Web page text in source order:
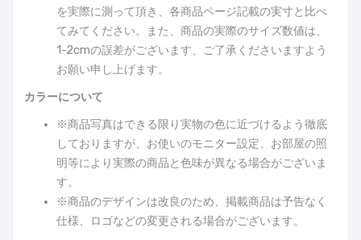
を実際に測って頂き、各商品ページ記載の実寸と比べ
てみてください。また、商品の実際のサイズ数値は、
1-2cmの誤差がございます、ご了承くださいますよう
お願い申し上げます。
カラーについて
※商品写真はできる限り実物の色に近づけるよう徹底
しておりますが、お使いのモニター設定、お部屋の照
明等により実際の商品と色味が異なる場合がございま
す。
※商品のデザインは改良のため、掲載商品は予告なく
仕様、ロゴなどの変更される場合がございます。